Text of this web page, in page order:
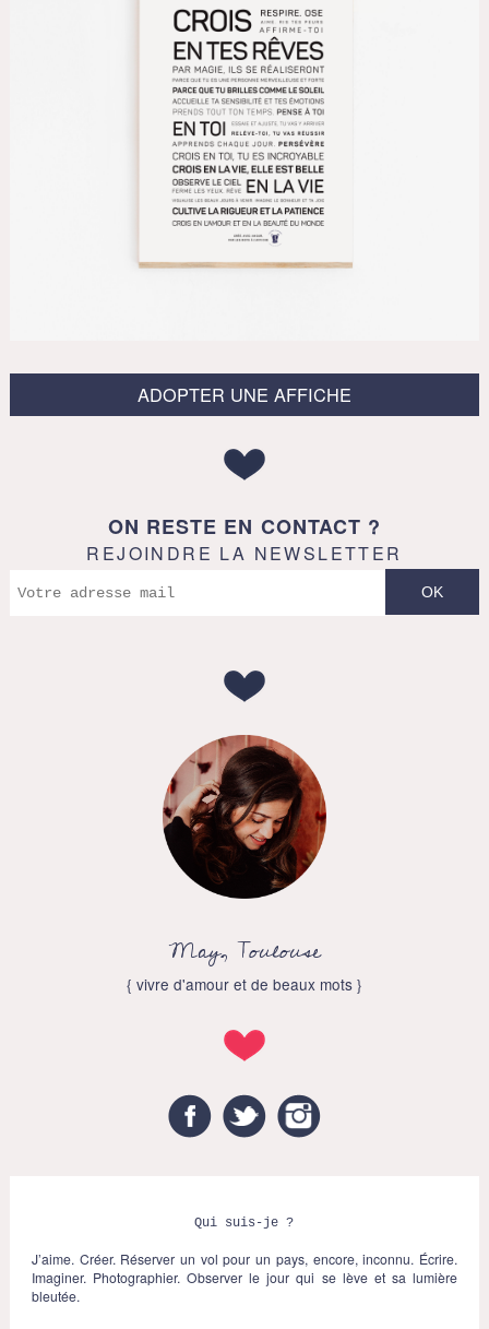
ADOPTER UNE AFFICHE
ON RESTE EN CONTACT ?
REJOINDRE LA NEWSLETTER
May, Toulouse
{ vivre d'amour et de beaux mots }
FacebookTwitter
Qui suis-je ?
J’aime. Créer. Réserver un vol pour un pays, encore, inconnu. Écrire.
Imaginer. Photographier. Observer le jour qui se lève et sa lumière
bleutée.